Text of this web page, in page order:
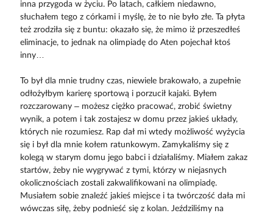
inna przygoda w życiu. Po latach, całkiem niedawno,
słuchałem tego z córkami i myślę, że to nie było złe. Ta płyta
też zrodziła się z buntu: okazało się, że mimo iż przeszedłeś
eliminacje, to jednak na olimpiadę do Aten pojechał ktoś
inny…
To był dla mnie trudny czas, niewiele brakowało, a zupełnie
odłożyłbym karierę sportową i porzucił kajaki. Byłem
rozczarowany – możesz ciężko pracować, zrobić świetny
wynik, a potem i tak zostajesz w domu przez jakieś układy,
których nie rozumiesz. Rap dał mi wtedy możliwość wyżycia
się i był dla mnie kołem ratunkowym. Zamykaliśmy się z
kolegą w starym domu jego babci i działaliśmy. Miałem zakaz
startów, żeby nie wygrywać z tymi, którzy w niejasnych
okolicznościach zostali zakwalifikowani na olimpiadę.
Musiałem sobie znaleźć jakieś miejsce i ta twórczość dała mi
wówczas siłę, żeby podnieść się z kolan. Jeździliśmy na